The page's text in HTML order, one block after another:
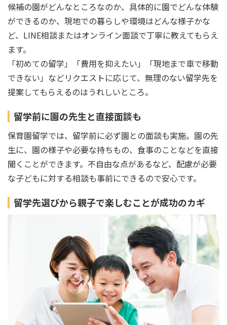
候補の園がどんなところなのか、具体的に園でどんな体験
ができるのか、現地での暮らしや環境はどんな様子かな
ど、LINE相談またはオンライン面談で丁寧に教えてもらえ
ます。
「初めての留学」「費用を抑えたい」「現地まで車で移動
できない」などリクエストに応じて、無理のない留学先を
提案してもらえるのはうれしいところ。
留学前に園の先生と直接面談も
保育園留学では、留学前に必ず園との面談も実施。園の先
生に、園の様子や必要な持ちもの、食事のことなどを直接
聞くことができます。不自由な点があるなど、配慮が必要
な子どもに対する相談も事前にできるので安心です。
留学先選びから親子で楽しむことが成功のカギ